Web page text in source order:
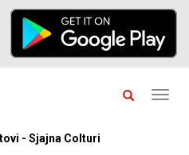
- Sjajna Colturi